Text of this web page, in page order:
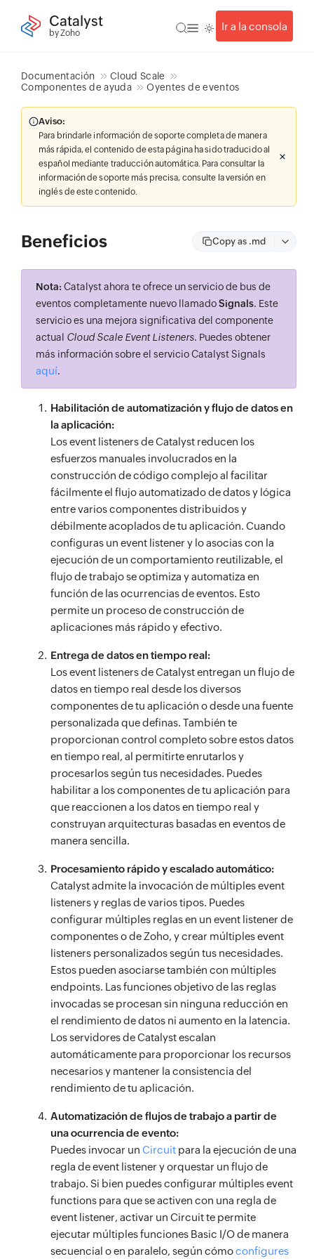
Catalyst
by Zoho
Ir a la consola
Documentación
Cloud Scale
Componentes de ayuda
Oyentes de eventos
Aviso:
Para brindarle información de soporte completa de manera
más rápida, el contenido de esta página ha sido traducido al
español mediante traducción automática. Para consultar la
información de soporte más precisa, consulte la versión en
inglés de este contenido.
Beneficios Copy as .md
Nota: Catalyst ahora te ofrece un servicio de bus de
eventos completamente nuevo llamadoSignals. Este
servicio es una mejora significativa del componente
actual Cloud Scale Event Listeners. Puedes obtener
más información sobre el servicio Catalyst Signals
aquí.
Habilitación de automatización y flujo de datos en
la aplicación:
Los event listeners de Catalyst reducen los
esfuerzos manuales involucrados en la
construcción de código complejo al facilitar
fácilmente el flujo automatizado de datos y lógica
entre varios componentes distribuidos y
débilmente acoplados de tu aplicación. Cuando
configuras un event listener y lo asocias con la
ejecución de un comportamiento reutilizable, el
flujo de trabajo se optimiza y automatiza en
función de las ocurrencias de eventos. Esto
permite un proceso de construcción de
aplicaciones más rápido y efectivo.
Entrega de datos en tiempo real:
Los event listeners de Catalyst entregan un flujo de
datos en tiempo real desde los diversos
componentes de tu aplicación o desde una fuente
personalizada que definas. También te
proporcionan control completo sobre estos datos
en tiempo real, al permitirte enrutarlos y
procesarlos según tus necesidades. Puedes
habilitar a los componentes de tu aplicación para
que reaccionen a los datos en tiempo real y
construyan arquitecturas basadas en eventos de
manera sencilla.
Procesamiento rápido y escalado automático:
Catalyst admite la invocación de múltiples event
listeners y reglas de varios tipos. Puedes
configurar múltiples reglas en un event listener de
componentes o de Zoho, y crear múltiples event
listeners personalizados según tus necesidades.
Estos pueden asociarse también con múltiples
endpoints. Las funciones objetivo de las reglas
invocadas se procesan sin ninguna reducción en
el rendimiento de datos ni aumento en la latencia.
Los servidores de Catalyst escalan
automáticamente para proporcionar los recursos
necesarios y mantener la consistencia del
rendimiento de tu aplicación.
Automatización de flujos de trabajo a partir de
una ocurrencia de evento:
Puedes invocar un Circuit para la ejecución de una
regla de event listener y orquestar un flujo de
trabajo. Si bien puedes configurar múltiples event
functions para que se activen con una regla de
event listener, activar un Circuit te permite
ejecutar múltiples funciones Basic I/O de manera
secuencial o en paralelo, según cómoconfigures